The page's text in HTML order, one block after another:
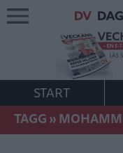
START
TAGG»